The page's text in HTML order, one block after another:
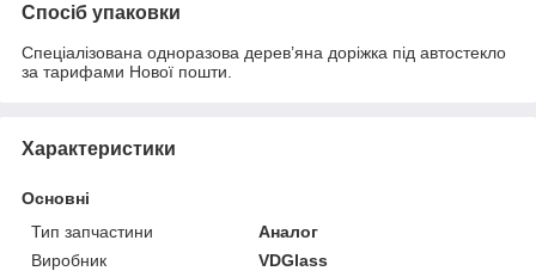
Спосіб упаковки
Спеціалізована одноразова дерев’яна доріжка під автостекло
за тарифами Нової пошти.
Характеристики
Основні
Тип запчастини
Аналог
Виробник
VDGlass